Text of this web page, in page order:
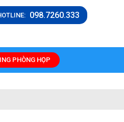
098.7260.333
PHÒNG HỌP